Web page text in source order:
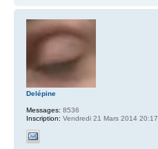
Delépine
Messages: 8536
Inscription: Vendredi 21 Mars 2014 20:17